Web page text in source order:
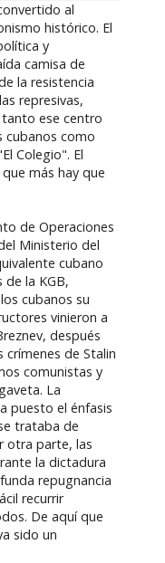
al
histórico. El
y
camisa de
la resistencia
represivas,
ese centro
cubanos como
Colegio". El
más hay que
de Operaciones
Ministerio del
cubano
la KGB,
cubanos su
vinieron a
después
crímenes de Stalin
comunistas y
La
puesto el énfasis
trataba de
otra parte, las
la dictadura
repugnancia
recurrir
De aquí que
sido un